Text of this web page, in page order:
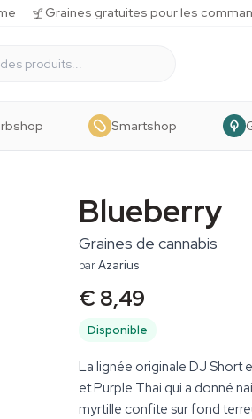
Graines gratuites pour les
Smartshop
Blueberry
Graines de cannabis
parAzarius
€ 8,49
Disponible
La lignée originale DJ Short
et Purple Thai qui a donné
myrtille confite sur fond